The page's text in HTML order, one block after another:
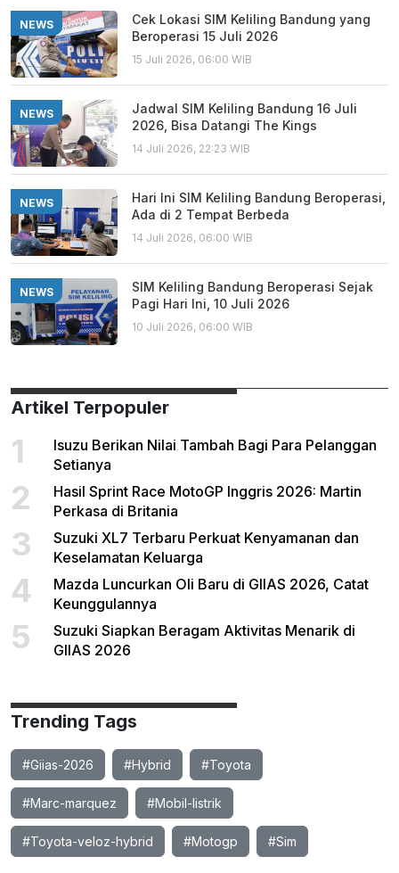
NEWS
Cek Lokasi SIM Keliling Bandung yang
Beroperasi 15 Juli 2026
15 Juli 2026, 06:00 WIB
NEWS
Jadwal SIM Keliling Bandung 16 Juli
2026, Bisa Datangi The Kings
14 Juli 2026, 22:23 WIB
NEWS
Hari Ini SIM Keliling Bandung Beroperasi,
Ada di 2 Tempat Berbeda
14 Juli 2026, 06:00 WIB
NEWS
SIM Keliling Bandung Beroperasi Sejak
Pagi Hari Ini, 10 Juli 2026
10 Juli 2026, 06:00 WIB
Artikel Terpopuler
1
Isuzu Berikan Nilai Tambah Bagi Para Pelanggan
Setianya
2
Hasil Sprint Race MotoGP Inggris 2026: Martin
Perkasa di Britania
3
Suzuki XL7 Terbaru Perkuat Kenyamanan dan
Keselamatan Keluarga
4
Mazda Luncurkan Oli Baru di GIIAS 2026, Catat
Keunggulannya
5
Suzuki Siapkan Beragam Aktivitas Menarik di
GIIAS 2026
Trending Tags
#Giias-2026 #Hybrid #Toyota
#Marc-marquez #Mobil-listrik
#Toyota-veloz-hybrid #Motogp #Sim